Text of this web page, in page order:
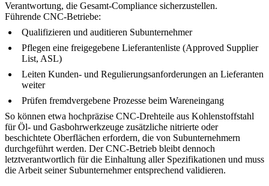
Verantwortung, die Gesamt-Compliance sicherzustellen.
Führende CNC-Betriebe:
Qualifizieren und auditieren Subunternehmer
Pflegen eine freigegebene Lieferantenliste (Approved Supplier
List, ASL)
Leiten Kunden- und Regulierungsanforderungen an Lieferanten
weiter
Prüfen fremdvergebene Prozesse beim Wareneingang
So können etwa hochpräzise CNC-Drehteile aus Kohlenstoffstahl
für Öl- und Gasbohrwerkzeuge zusätzliche nitrierte oder
beschichtete Oberflächen erfordern, die von Subunternehmern
durchgeführt werden. Der CNC-Betrieb bleibt dennoch
letztverantwortlich für die Einhaltung aller Spezifikationen und muss
die Arbeit seiner Subunternehmer entsprechend validieren.